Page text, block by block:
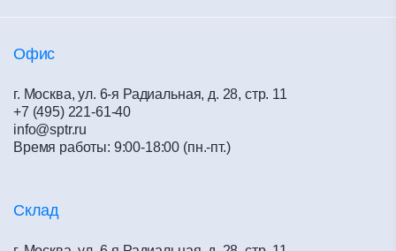
Офис
г. Москва, ул. 6-я Радиальная, д. 28, стр. 11
+7 (495) 221-61-40
info@sptr.ru
Время работы: 9:00-18:00 (пн.-пт.)
Склад